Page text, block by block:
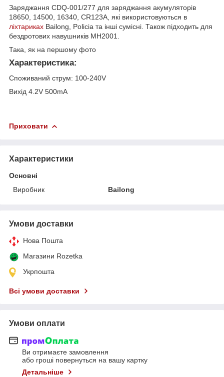
Заряджання CDQ-001/277 для заряджання акумуляторів
18650, 14500, 16340, CR123A, які використовуються в
ліхтариках Bailong, Policia та інші сумісні. Також підходить для
бездротових навушників MH2001.
Така, як на першому фото
Характеристика:
Споживаний струм: 100-240V
Вихід 4.2V 500mA
Приховати
Характеристики
Основні
Виробник
Bailong
Умови доставки
Нова Пошта
Магазини Rozetka
Укрпошта
Всі умови доставки
Умови оплати
Ви отримаєте замовлення
або гроші повернуться на вашу картку
Детальніше